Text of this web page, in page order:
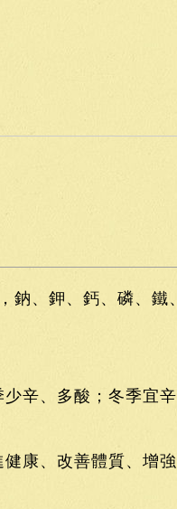
、鉀、鈣、磷、鐵、
辛、多酸；冬季宜辛
康、改善體質、增